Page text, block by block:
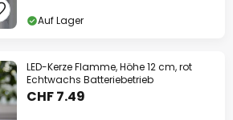
Auf Lager
LED-Kerze Flamme, Höhe 12 cm, rot
Echtwachs Batteriebetrieb
CHF 7.49